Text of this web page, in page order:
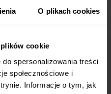
O plikach cookies
cookie
spersonalizowania treści
społecznościowe i
Informacje o tym, jak
na e-mail